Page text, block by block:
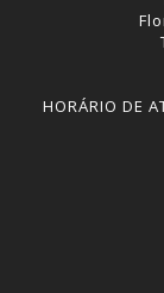
HORÁRIO DE